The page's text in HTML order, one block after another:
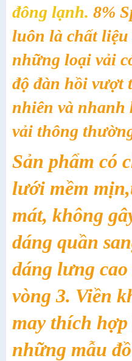
đông lạnh. 8%
luôn là chất
những loại vải
độ đàn hồi vượt
nhiên và nhanh
vải thông
Sản phẩm có
lưới mềm
mát, không
dáng quần
dáng lưng
vòng 3. Viền
may thích
những mẫu